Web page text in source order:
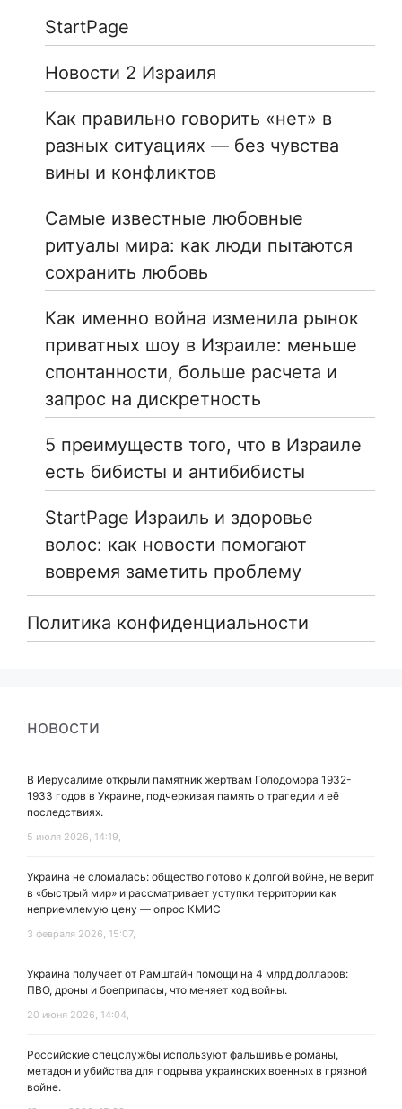
StartPage
Новости 2 Израиля
Как правильно говорить «нет» в
разных ситуациях — без чувства
вины и конфликтов
Самые известные любовные
ритуалы мира: как люди пытаются
сохранить любовь
Как именно война изменила рынок
приватных шоу в Израиле: меньше
спонтанности, больше расчета и
запрос на дискретность
5 преимуществ того, что в Израиле
есть бибисты и антибибисты
StartPage Израиль и здоровье
волос: как новости помогают
вовремя заметить проблему
Политика конфиденциальности
новости
В Иерусалиме открыли памятник жертвам Голодомора 1932-
1933 годов в Украине, подчеркивая память о трагедии и её
последствиях.
5 июля 2026, 14:19,
Украина не сломалась: общество готово к долгой войне, не верит
в «быстрый мир» и рассматривает уступки территории как
неприемлемую цену — опрос КМИС
3 февраля 2026, 15:07,
Украина получает от Рамштайн помощи на 4 млрд долларов:
ПВО, дроны и боеприпасы, что меняет ход войны.
20 июня 2026, 14:04,
Российские спецслужбы используют фальшивые романы,
метадон и убийства для подрыва украинских военных в грязной
войне.